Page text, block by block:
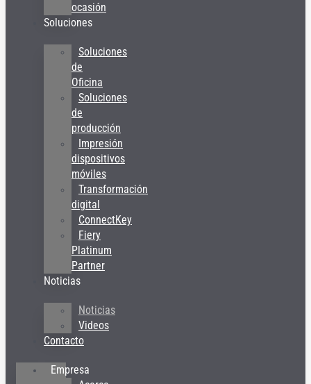
ocasión
Soluciones
Soluciones
de
Oficina
Soluciones
de
producción
Impresión
dispositivos
móviles
Transformación
digital
ConnectKey
Fiery
Platinum
Partner
Noticias
Noticias
Videos
Contacto
Empresa